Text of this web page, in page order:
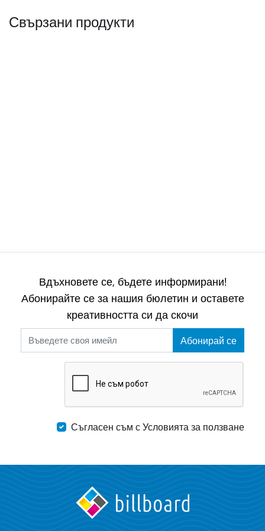
Свързани продукти
Вдъхновете се, бъдете информирани!
Абонирайте се за нашия бюлетин и оставете
креативността си да скочи
Абонирай се
Съгласен съм с Условията за ползване